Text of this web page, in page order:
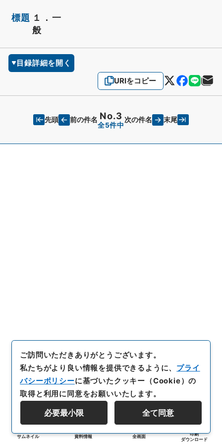
標題 １．一
般
目録詳細を開く
URIをコピー
先頭 前の件名 No.3
全5件中
次の件名 末尾
サムネイル 資料情報 全画面
印刷
ダウンロード
ご訪問いただきありがとうございます。
私たちがより良い情報を提供できるように、 プライ
バシーポリシーに基づいたクッキー（Cookie）の
取得と利用に同意をお願いいたします。
必要最小限 全て同意